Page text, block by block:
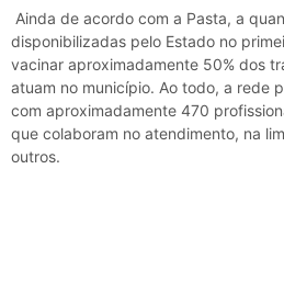
Ainda de acordo com a Pasta, a
disponibilizadas pelo Estado no
vacinar aproximadamente 50% dos
atuam no município. Ao todo, a rede
com aproximadamente 470
que colaboram no atendimento, na
outros.